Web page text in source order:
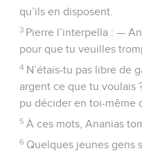
qu’ils en disposent.
3 Pierre l’interpella : —
pour que tu veuilles
4 N’étais-tu pas libre de
argent ce que tu voulais
pu décider en toi-même
5 À ces mots, Ananias
6 Quelques jeunes gens